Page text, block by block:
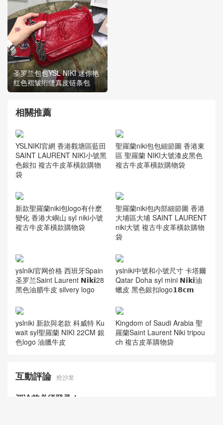
圣罗兰包包YSL NIKI 迷你艳
红色褶皱绗缝真皮链条包
相關推薦
YSLNIKI官網 香港觀塘區藍田
SAINT LAURENT NIKI小號黑
色銀扣 複古牛皮革橫款購物
袋
聖羅蘭niki包包細節圖 香港東
區 聖羅蘭 NIKI大號漆皮黑色
複古牛皮革橫款購物袋
新款聖羅蘭niki包logo有什麽
變化 香港大嶼山 syl niki小號
複古牛皮革橫款購物袋
聖羅蘭niki包內部細節圖 香港
大埔區大埔 SAINT LAURENT
niki大號 複古牛皮革橫款購物
袋
yslniki官网价格 西班牙Spain
圣罗兰Saint Laurent 𝗡𝗶𝗸𝗶28
黑色油腊牛皮 silvery logo
yslniki中號和小號尺寸 卡塔爾
Qatar Doha syl mini 𝗡𝗶𝗸𝗶油
蠟皮 黑色銀扣logo𝟭𝟴𝗰𝗺
yslniki 新款與老款 科威特 Ku
wait syl聖羅蘭 NIKI 22CM 銀
色logo 油臘牛皮
Kingdom of Saudi Arabia 聖
羅蘭Saint Laurent Niki tripou
ch 複古皮革購物袋
互動評論 抢沙发
评论前必须登录！